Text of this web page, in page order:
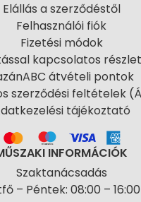
Elállás a szerződéstől
Felhasználói fiók
Fizetési módok
kapcsolatos
átvételi pontok
szerződési feltételek
tájékoztató
INFORMÁCIÓK
Szaktanácsadás
– Péntek: 08:00 – 16:00